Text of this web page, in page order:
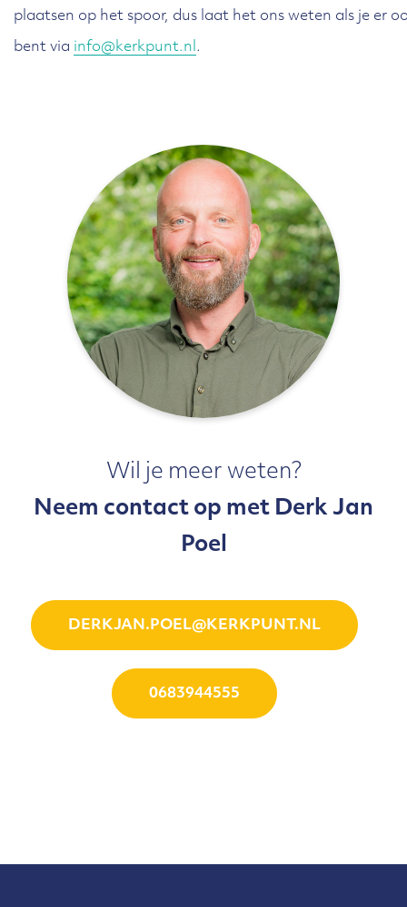
plaatsen op het spoor, dus laat het ons weten als je er
bent via info@kerkpunt.nl .
Wil je meer weten?
Neem contact op met Derk Jan
Poel
DERKJAN.POEL@KERKPUNT.NL
0683944555